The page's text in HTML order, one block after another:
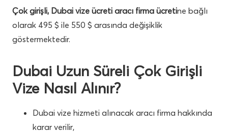
Çok girişli, Dubai vize ücreti aracı firma ücretine bağlı
olarak 495 $ ile 550 $ arasında değişiklik
göstermektedir.
Dubai Uzun Süreli Çok Girişli
Vize Nasıl Alınır?
Dubai vize hizmeti alınacak aracı firma hakkında
karar verilir,